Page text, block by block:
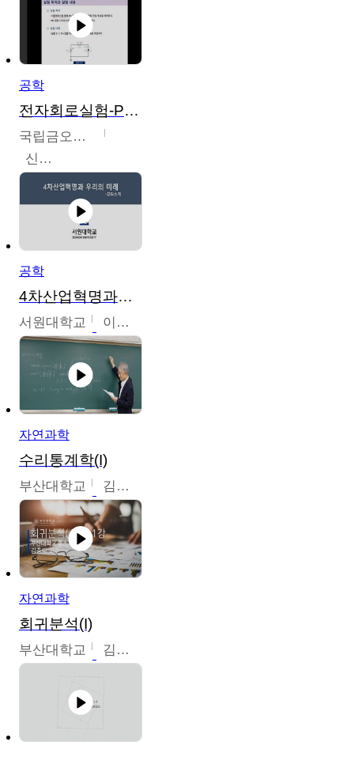
공학
전자회로실험-PSPICE 시뮬레이션
국립금오공과대학교
신경욱
공학
4차산업혁명과우리의미래
서원대학교 이병권
자연과학
수리통계학(I)
부산대학교 김충락
자연과학
회귀분석(I)
부산대학교 김충락